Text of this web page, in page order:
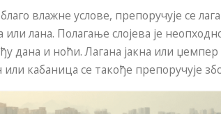
влажне услове, препоручује се
или лана. Полагање слојева је
дана и ноћи. Лагана јакна или
кабаница се такође препоручује